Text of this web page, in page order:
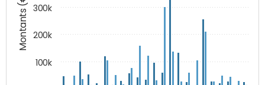
Montants (€)
100k
200k
300k